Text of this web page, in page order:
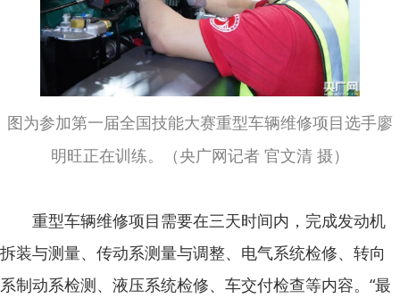
图为参加第一届全国技能大赛重型车辆维修项目选手廖
明旺正在训练。（央广网记者 官文清 摄）
重型车辆维修项目需要在三天时间内，完成发动机
拆装与测量、传动系测量与调整、电气系统检修、转向
系制动系检测、液压系统检修、车交付检查等内容。“最